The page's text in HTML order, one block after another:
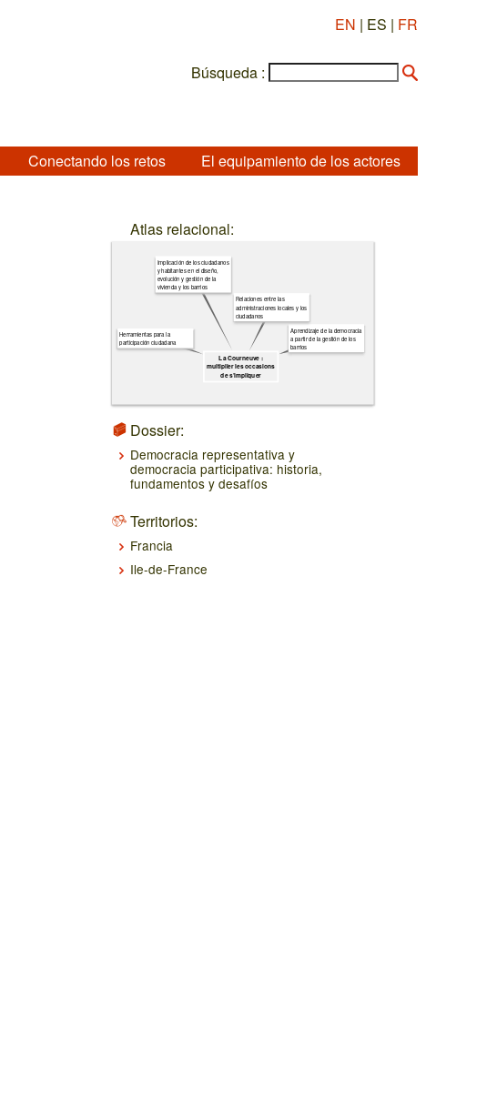
EN | ES | FR
Búsqueda :
Conectando los retos El equipamiento de los actores
Atlas relacional:
La Courneuve :
multiplier les occasions
de s’impliquer
Aprendizaje de la democracia
a partir de la gestión de los
barrios
Relaciones entre las
administraciones locales y los
ciudadanos
Implicación de los ciudadanos
y habitantes en el diseño,
evolución y gestión de la
vivienda y los barrios
Herramientas para la
participación ciudadana
Dossier:
Democracia representativa y
democracia participativa: historia,
fundamentos y desafíos
Territorios:
Francia
Ile-de-France